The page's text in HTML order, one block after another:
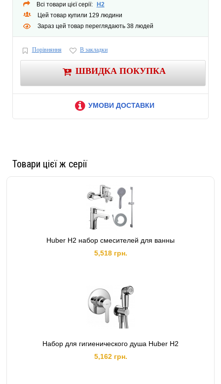
Всі товари цієї серії: H2
Цей товар купили 129 людини
Зараз цей товар переглядають 38 людей
Порівняння В закладки
ШВИДКА ПОКУПКА
УМОВИ ДОСТАВКИ
Товари цієї ж серії
Huber H2 набор смесителей для ванны
5,518 грн.
Набор для гигиенического душа Huber H2
5,162 грн.